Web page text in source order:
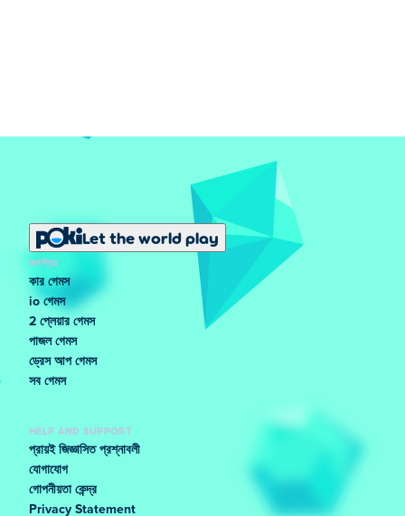
Let the world play
জনপ্রিয়
কার গেমস
io গেমস
2 প্লেয়ার গেমস
পাজল গেমস
ড্রেস আপ গেমস
সব গেমস
HELP AND SUPPORT
প্রায়ই জিজ্ঞাসিত প্রশ্নাবলী
যোগাযোগ
গোপনীয়তা কেন্দ্র
Privacy Statement